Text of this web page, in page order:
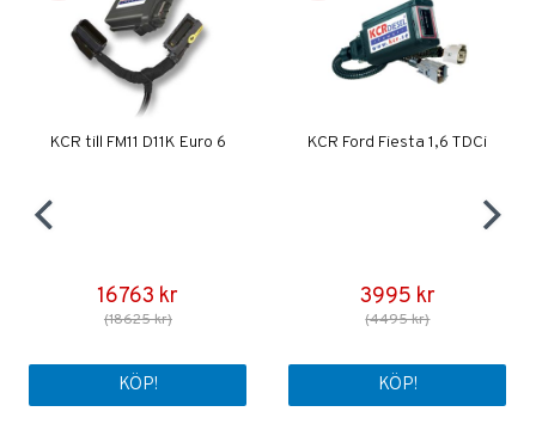
KCR till FM11 D11K Euro 6
16763 kr
(18625 kr)
KÖP!
KCR Ford Fiesta 1,6 TDCi
3995 kr
(4495 kr)
KÖP!